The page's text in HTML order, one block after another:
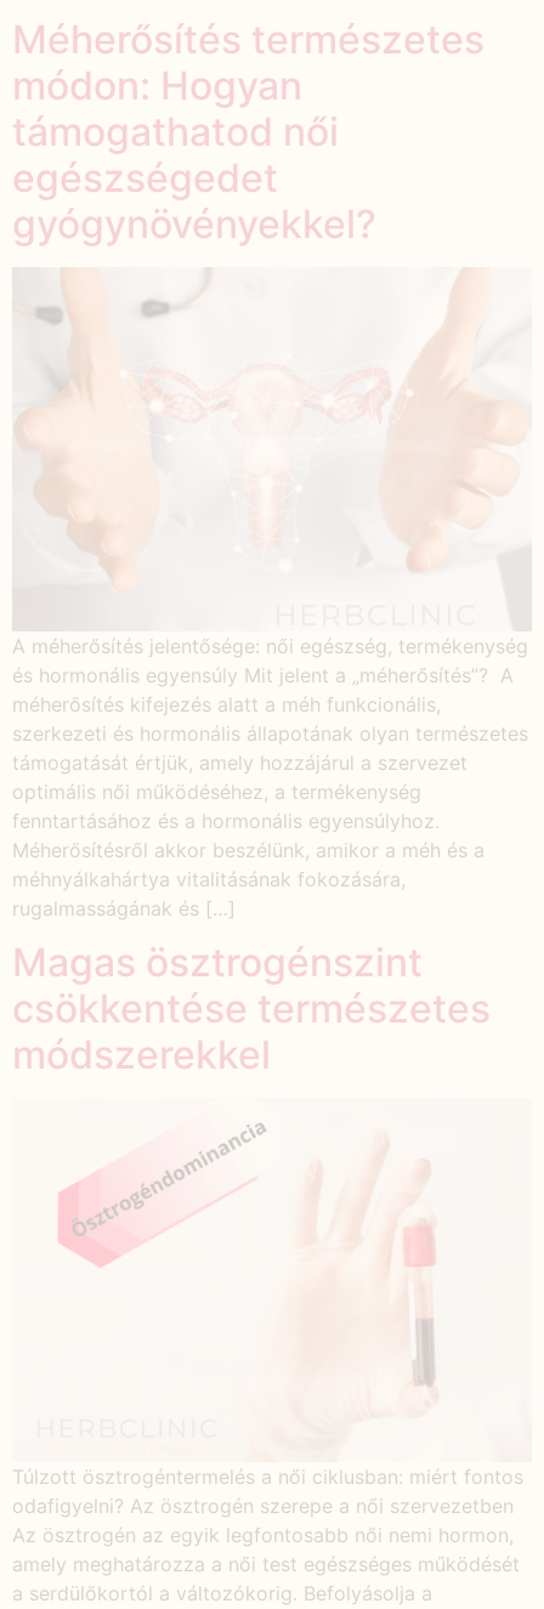
Méherősítés természetes
módon: Hogyan
támogathatod női
egészségedet
gyógynövényekkel?
A méherősítés jelentősége: női egészség, termékenység
és hormonális egyensúly Mit jelent a „méherősítés”? A
méherősítés kifejezés alatt a méh funkcionális,
szerkezeti és hormonális állapotának olyan természetes
támogatását értjük, amely hozzájárul a szervezet
optimális női működéséhez, a termékenység
fenntartásához és a hormonális egyensúlyhoz.
Méherősítésről akkor beszélünk, amikor a méh és a
méhnyálkahártya vitalitásának fokozására,
rugalmasságának és […]
Magas ösztrogénszint
csökkentése természetes
módszerekkel
Túlzott ösztrogéntermelés a női ciklusban: miért fontos
odafigyelni? Az ösztrogén szerepe a női szervezetben
Az ösztrogén az egyik legfontosabb női nemi hormon,
amely meghatározza a női test egészséges működését
a serdülőkortól a változókorig. Befolyásolja a